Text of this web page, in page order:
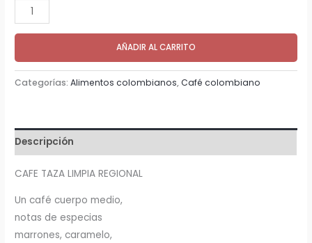
CAFE
VERDE
LIMPIA
REGIONAL
kilos
cantidad
AÑADIR AL CARRITO
Categorías:Alimentos colombianos,Café colombiano
Descripción
CAFE TAZA LIMPIA REGIONAL
Un café cuerpo medio,
notas de especias
marrones, caramelo,